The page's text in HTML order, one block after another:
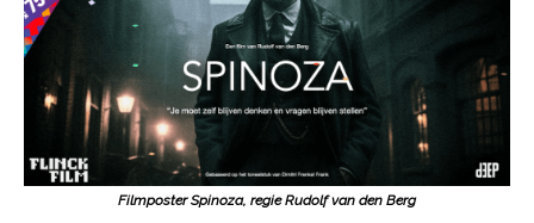
Filmposter Spinoza, regie Rudolf van den Berg